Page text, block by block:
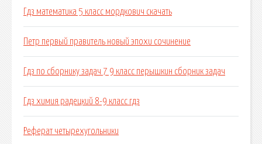
Гдз математика 5 класс мордкович скачать
Петр первый правитель новый эпохи сочинение
Гдз по сборнику задач 7 9 класс перышкин сборник задач
Гдз химия радецкий 8-9 класс гдз
Реферат четырехугольники